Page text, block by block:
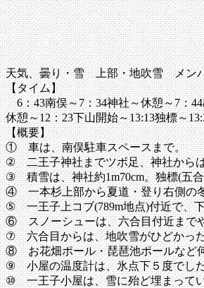
天気、曇り・雪 上部・地吹雪 メン
【タイム】
6：43南俣～7：34神社～休憩～7：44
休憩～12：23下山開始～13:13独標～
【概要】
① 車は、南俣駐車スペースまで。
② 二王子神社までツボ足、神社から
③ 積雪は、神社約1m70cm。独標(五合
④ 一本杉上部から夏道・登り右側の
⑤ 一王子上コブ(789m地点)付近で、
⑥ スノーシューは、六合目付近まで
⑦ 六合目からは、地吹雪がひどかっ
⑧ お花畑ポール・琵琶池ポールなど
⑨ 小屋の温度計は、氷点下５度でし
⑩ 一王子小屋は、雪に殆ど埋まって